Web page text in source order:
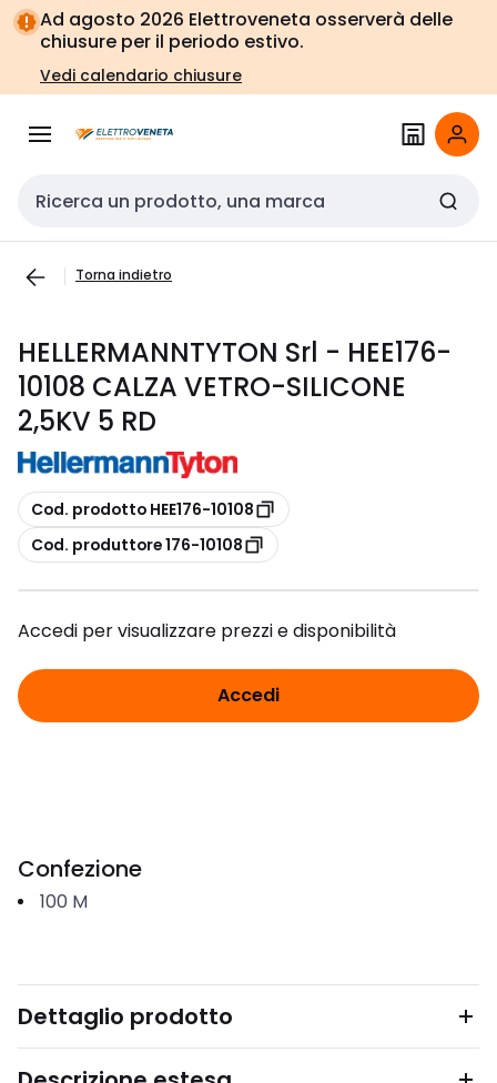
Vai alla
navigazione
Vai
alla
pagina
Ad agosto 2026 Elettroveneta osserverà delle
chiusure per il periodo estivo.
Vedi calendario chiusure
Cerca input
Torna indietro
HELLERMANNTYTON Srl - HEE176-
10108 CALZA VETRO-SILICONE
2,5KV 5 RD
copia
Cod. prodotto HEE176-10108
copia
Cod. produttore 176-10108
Accedi per visualizzare prezzi e disponibilità
Accedi
Confezione
100 M
Dettaglio prodotto